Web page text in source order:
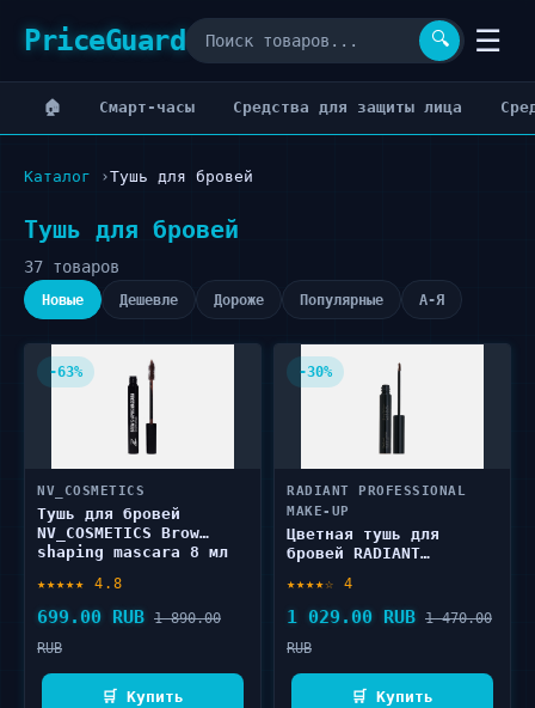
PriceGuard 🔍 ☰
🏠 Cмарт-часы Cредства для защиты лица
Каталог Тушь для бровей
Тушь для бровей
37 товаров
Новые Дешевле Дороже Популярные А-Я
-63%
NV_COSMETICS
Тушь для бровей
NV_COSMETICS Brow
shaping mascara 8 мл
★★★★★ 4.8
699.00 RUB 1 890.00
RUB
🛒 Купить
-30%
RADIANT PROFESSIONAL
MAKE-UP
Цветная тушь для
бровей RADIANT
BROW DEFINER FIX &
COLOR Waterproof 5 мл
★★★★☆ 4
1 029.00 RUB 1 470.00
RUB
🛒 Купить